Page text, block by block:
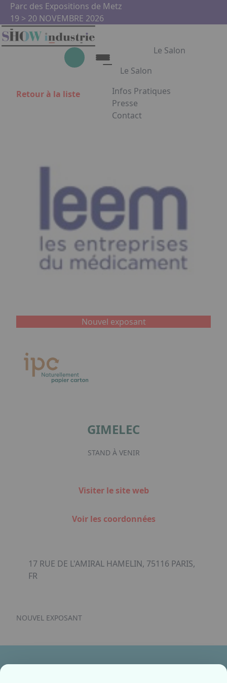
Aller au contenu principal
Parc des Expositions de Metz
19 > 20 NOVEMBRE 2026
Le Salon
Le Salon
Le Salon
Show Industrie
Infos Pratiques
Presse
Contact
Retour à la liste
Nouvel exposant
GIMELEC
STAND À VENIR
Visiter le site web
Voir les coordonnées
17 RUE DE L'AMIRAL HAMELIN, 75116 PARIS,
FR
NOUVEL EXPOSANT
Panneau de gestion des cookies